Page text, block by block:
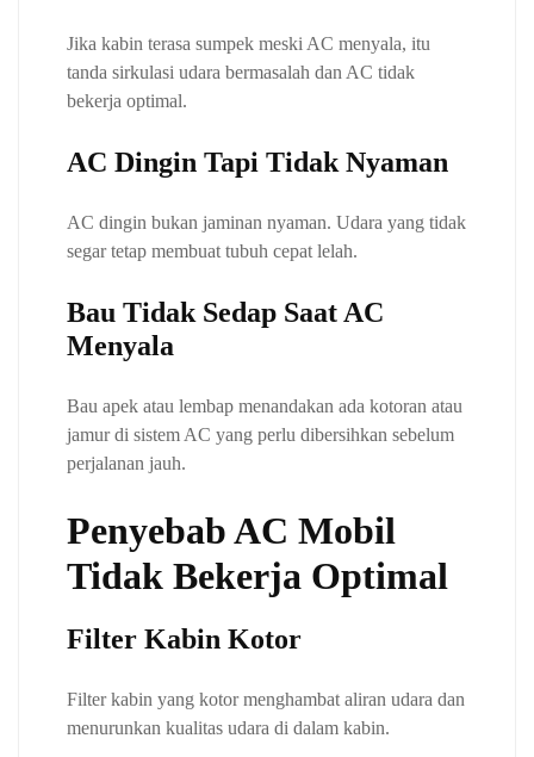
Jika kabin terasa sumpek meski AC menyala, itu
tanda sirkulasi udara bermasalah dan AC tidak
bekerja optimal.
AC Dingin Tapi Tidak Nyaman
AC dingin bukan jaminan nyaman. Udara yang tidak
segar tetap membuat tubuh cepat lelah.
Bau Tidak Sedap Saat AC
Menyala
Bau apek atau lembap menandakan ada kotoran atau
jamur di sistem AC yang perlu dibersihkan sebelum
perjalanan jauh.
Penyebab AC Mobil
Tidak Bekerja Optimal
Filter Kabin Kotor
Filter kabin yang kotor menghambat aliran udara dan
menurunkan kualitas udara di dalam kabin.